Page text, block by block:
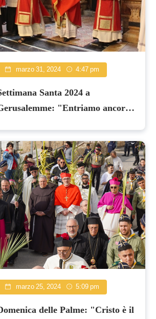
marzo 31, 2024 4:47 pm
Santa 2024 a
"Entriamo ancora
marzo 25, 2024 5:09 pm
delle Palme: "Cristo è il